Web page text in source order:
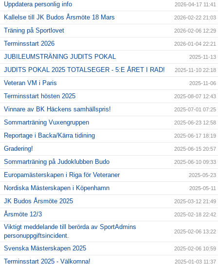
Frågor och svar
Resultatbörs
Profilkläder
Uppdatera personlig info 2026-04-17 11:41
Kallelse till JK Budos Årsmöte 18 Mars 2026-02-22 21:03
Träning på Sportlovet 2026-02-06 12:29
Terminsstart 2026 2026-01-04 22:21
JUBILEUMSTRÄNING JUDITS POKAL 2025-11-13
JUDITS POKAL 2025 TOTALSEGER - 5:E ÅRET I RAD! 2025-11-10 22:18
Veteran VM i Paris 2025-11-06
Terminsstart hösten 2025 2025-08-07 12:43
Vinnare av BK Häckens samhällspris! 2025-07-01 07:25
Sommarträning Vuxengruppen 2025-06-23 12:58
Reportage i Backa/Kärra tidining 2025-06-17 18:19
Gradering! 2025-06-15 20:57
Sommarträning på Judoklubben Budo 2025-06-10 09:33
Europamästerskapen i Riga för Veteraner 2025-05-23
Nordiska Mästerskapen i Köpenhamn 2025-05-11
JK Budos Årsmöte 2025 2025-03-12 21:49
Årsmöte 12/3 2025-02-18 22:42
Viktigt meddelande till berörda av SportAdmins
personuppgiftsincident.
2025-02-06 13:22
Svenska Mästerskapen 2025 2025-02-06 10:59
Terminsstart 2025 - Välkomna! 2025-01-03 11:37